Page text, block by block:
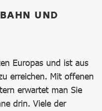
UND
Europas und ist aus
erreichen. Mit offenen
erwartet man Sie
drin. Viele der